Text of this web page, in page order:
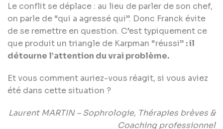
Le conflit se déplace : au lieu de parler de son chef,
on parle de “qui a agressé qui”. Donc Franck évite
de se remettre en question. C’est typiquement ce
que produit un triangle de Karpman “réussi” : il
détourne l’attention du vrai problème.
Et vous comment auriez-vous réagit, si vous aviez
été dans cette situation ?
Laurent MARTIN – Sophrologie, Thérapies brèves &
Coaching professionnel